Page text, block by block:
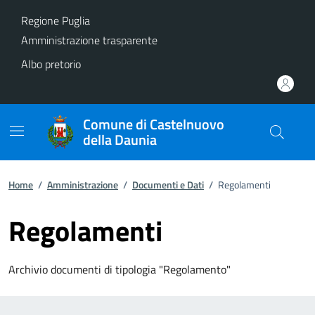
Regione Puglia
Amministrazione trasparente
Albo pretorio
Comune di Castelnuovo
della Daunia
Home / Amministrazione / Documenti e Dati / Regolamenti
Regolamenti
Archivio documenti di tipologia "Regolamento"